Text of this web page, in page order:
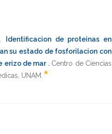
Identificacion de proteinas en
su estado de fosforilacion con
erizo de mar . Centro de Ciencias
UNAM *